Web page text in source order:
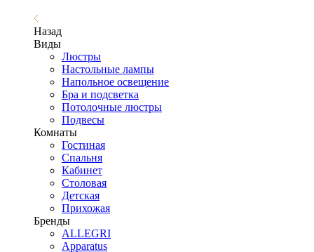
Назад
Виды
Люстры
Настольные лампы
Напольное освещение
Бра и подсветка
Потолочные люстры
Подвесы
Комнаты
Гостиная
Спальня
Кабинет
Столовая
Детская
Прихожая
Бренды
ALLEGRI
Apparatus